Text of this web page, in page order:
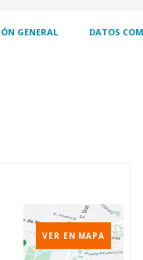
GENERAL DATOS
VER EN MAPA